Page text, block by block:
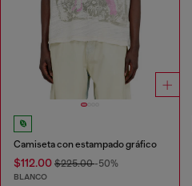
Camiseta con estampado gráfico
$112.00 $225.00-50%
BLANCO